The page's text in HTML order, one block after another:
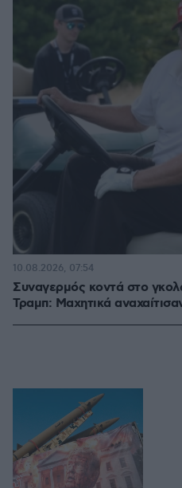
Συναγερμός κοντά στο
Τραμπ: Μαχητικά
10.08.2026, 07:54